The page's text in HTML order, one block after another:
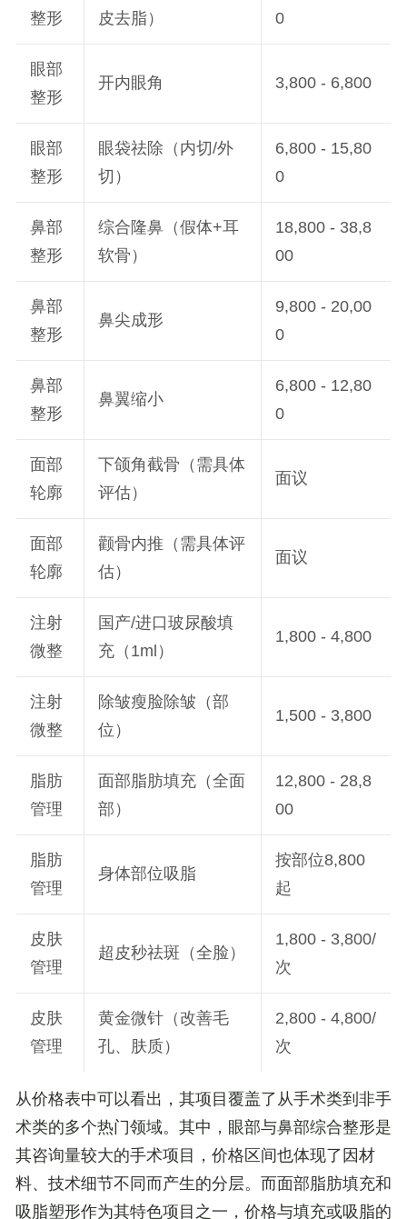
整形
皮去脂）
0
眼部
整形
开内眼角 3,800 - 6,800
眼部
整形
眼袋祛除（内切/外
切）
6,800 - 15,80
0
鼻部
整形
综合隆鼻（假体+耳
软骨）
18,800 - 38,8
00
鼻部
整形
鼻尖成形
9,800 - 20,00
0
鼻部
整形
鼻翼缩小
6,800 - 12,80
0
面部
轮廓
下颌角截骨（需具体
评估）
面议
面部
轮廓
颧骨内推（需具体评
估）
面议
注射
微整
国产/进口玻尿酸填
充（1ml）
1,800 - 4,800
注射
微整
除皱瘦脸除皱（部
位）
1,500 - 3,800
脂肪
管理
面部脂肪填充（全面
部）
12,800 - 28,8
00
脂肪
管理
身体部位吸脂
按部位8,800
起
皮肤
管理
超皮秒祛斑（全脸）
1,800 - 3,800/
次
皮肤
管理
黄金微针（改善毛
孔、肤质）
2,800 - 4,800/
次
从价格表中可以看出，其项目覆盖了从手术类到非手
术类的多个热门领域。其中， 眼部与鼻部综合整形是
其咨询量较大的手术项目
，价格区间也体现了因材
料、技术细节不同而产生的分层。而面部脂肪填充和
吸脂塑形作为其特色项目之一，价格与填充或吸脂的